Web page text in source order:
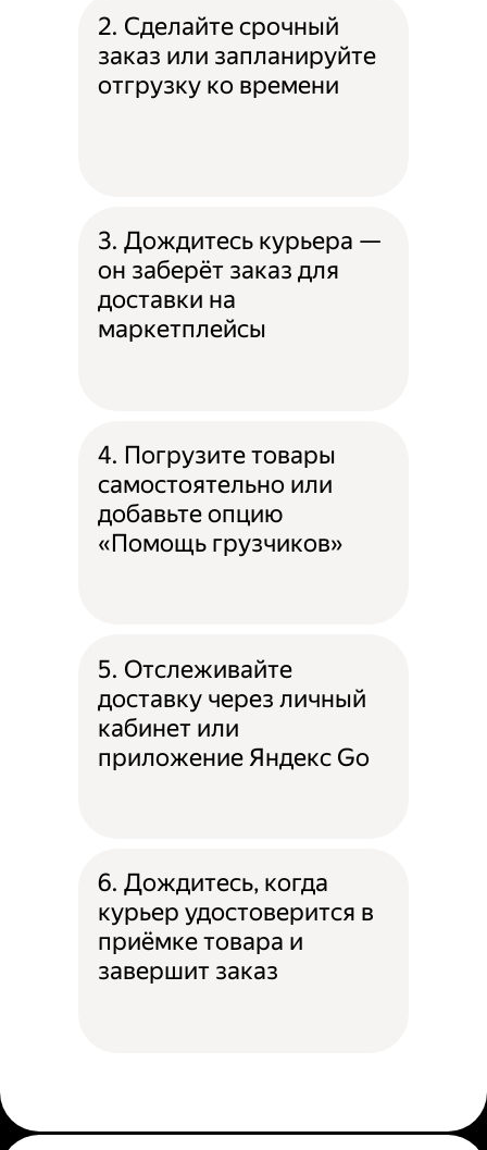
2. Сделайте срочный
заказ или запланируйте
отгрузку ко времени
3. Дождитесь курьера —
он заберёт заказ для
доставки на
маркетплейсы
4. Погрузите товары
самостоятельно или
добавьте опцию
«Помощь грузчиков»
5. Отслеживайте
доставку через личный
кабинет или
приложение Яндекс Go
6. Дождитесь, когда
курьер удостоверится в
приёмке товара и
завершит заказ